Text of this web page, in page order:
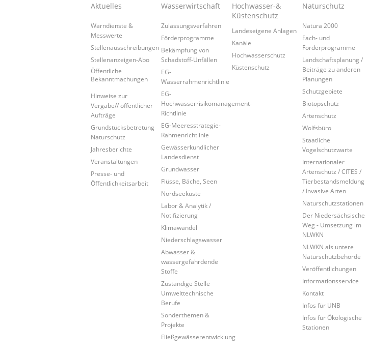
Aktuelles
Warndienste &
Messwerte
Stellenausschreibungen
Stellenanzeigen-Abo
Öffentliche
Bekanntmachungen
Hinweise zur
Vergabe// öffentlicher
Aufträge
Grundstücksbetretung
Naturschutz
Jahresberichte
Veranstaltungen
Presse- und
Öffentlichkeitsarbeit
Wasserwirtschaft
Zulassungsverfahren
Förderprogramme
Bekämpfung von
Schadstoff-Unfällen
EG-
Wasserrahmenrichtlinie
EG-
Hochwasserrisikomanagement-
Richtlinie
EG-Meeresstrategie-
Rahmenrichtlinie
Gewässerkundlicher
Landesdienst
Grundwasser
Flüsse, Bäche, Seen
Nordseeküste
Labor & Analytik /
Notifizierung
Klimawandel
Niederschlagswasser
Abwasser &
wassergefährdende
Stoffe
Zuständige Stelle
Umwelttechnische
Berufe
Sonderthemen &
Projekte
Fließgewässerentwicklung
Hochwasser-&
Küstenschutz
Landeseigene Anlagen
Kanäle
Hochwasserschutz
Küstenschutz
Naturschutz
Natura 2000
Fach- und
Förderprogramme
Landschaftsplanung /
Beiträge zu anderen
Planungen
Schutzgebiete
Biotopschutz
Artenschutz
Wolfsbüro
Staatliche
Vogelschutzwarte
Internationaler
Artenschutz / CITES /
Tierbestandsmeldung
/ Invasive Arten
Naturschutzstationen
Der Niedersächsische
Weg - Umsetzung im
NLWKN
NLWKN als untere
Naturschutzbehörde
Veröffentlichungen
Informationsservice
Kontakt
Infos für UNB
Infos für Ökologische
Stationen